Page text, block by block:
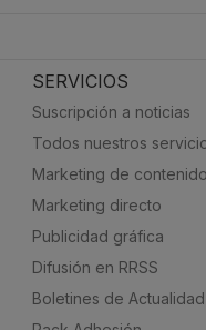
SERVICIOS
Suscripción a noticias
Todos nuestros
Marketing de
Marketing directo
Publicidad gráfica
Difusión en RRSS
Boletines de Actualidad